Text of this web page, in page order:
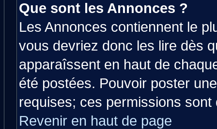
Que sont les Annonces ?
Les Annonces contiennent le
vous devriez donc les lire dès
apparaîssent en haut de
été postées. Pouvoir poster
requises; ces permissions
Revenir en haut de page